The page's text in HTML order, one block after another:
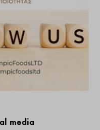
media